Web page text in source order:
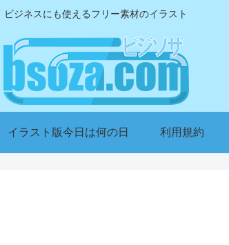
ビジネスにも使えるフリー素材のイラスト
イラスト版今日は何の日 利用規約